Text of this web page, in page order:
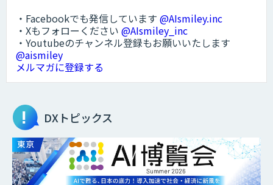
・Facebookでも発信しています @AIsmiley.inc
・Xもフォローください @AIsmiley_inc
・Youtubeのチャンネル登録もお願いいたします
@aismiley
メルマガに登録する
DXトピックス